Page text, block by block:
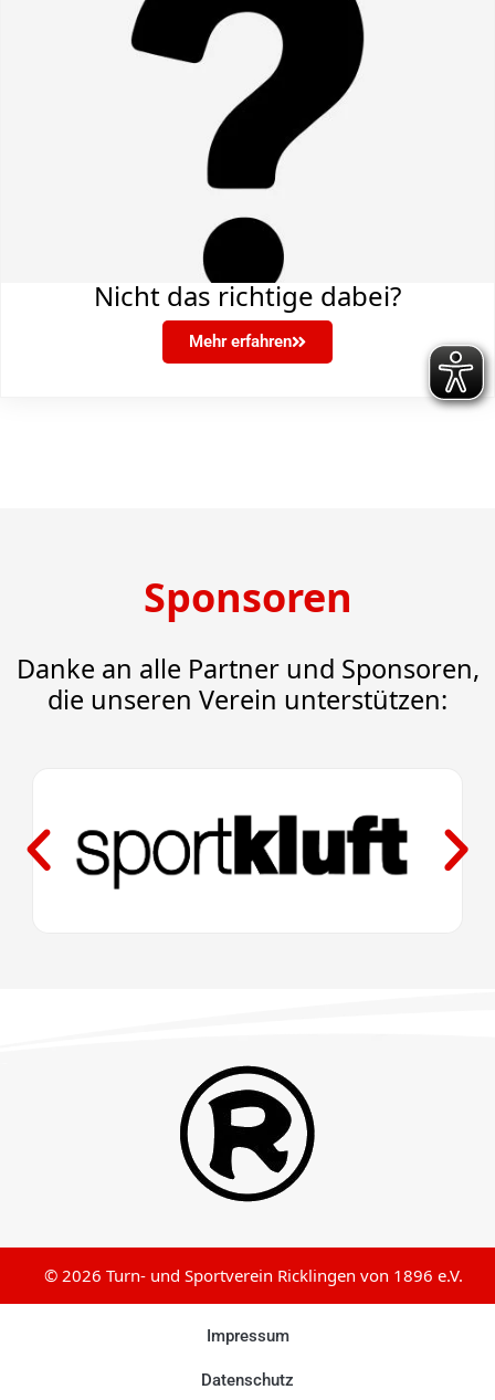
Nicht das richtige dabei?
Mehr erfahren
Sponsoren
Danke an alle Partner und Sponsoren,
die unseren Verein unterstützen:
© 2026 Turn- und Sportverein Ricklingen von 1896 e.V.
Impressum
Datenschutz